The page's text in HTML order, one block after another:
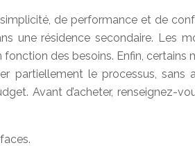
de performance et de
une résidence secondaire. Les
des besoins. Enfin, certains
partiellement le processus, sans
Avant d’acheter, renseignez-